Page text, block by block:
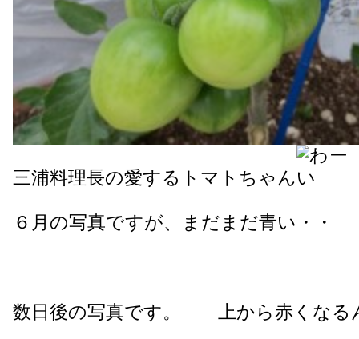
三浦料理長の愛するトマトちゃん
６月の写真ですが、まだまだ青い・・
数日後の写真です。 上から赤くなる